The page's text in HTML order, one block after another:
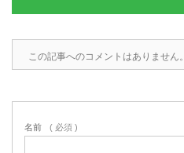
この記事へのコメントはありません。
名前 ( 必須 )